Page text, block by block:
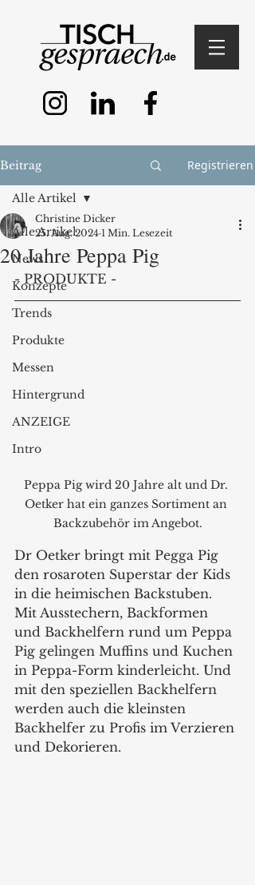
Beitrag Registrieren
Alle Artikel
News
Konzepte
Trends
Produkte
Messen
Hintergrund
ANZEIGE
Intro
Alle Artikel
20 Jahre Peppa Pig
Christine Dicker
25. Aug. 2024 1 Min. Lesezeit
- PRODUKTE -
Peppa Pig wird 20 Jahre alt und Dr.
Oetker hat ein ganzes Sortiment an
Backzubehör im Angebot.
Dr Oetker bringt mit Pegga Pig
den rosaroten Superstar der Kids
in die heimischen Backstuben.
Mit Ausstechern, Backformen
und Backhelfern rund um Peppa
Pig gelingen Muffins und Kuchen
in Peppa-Form kinderleicht. Und
mit den speziellen Backhelfern
werden auch die kleinsten
Backhelfer zu Profis im Verzieren
und Dekorieren.